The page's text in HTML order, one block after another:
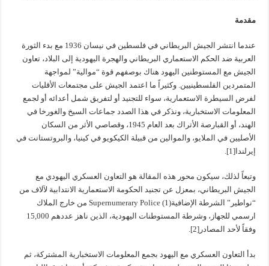
مقدمة
عندما انتشر الجيش البريطاني في فلسطين في نيسان 1936 مع بدء الثورة
العربية ضد الحكم الاستعماري البريطاني والهجرة اليهودية إلى البلاد، تعاون
الجيش مع المستوطنين اليهود هناك بوصفهم قوة “موالية” لمواجهة
المتمردين الفلسطينيين. وكثيراً ما اعتمد الجيش على مجتمعات الأقليات
لفرض السيطرة الاستعمارية، سواء للتجنيد أو لتفريق شمل أعدائه أو لجمع
المعلومات الاستخبارية، ونذكر في هذا الصدد جماعات السيخ والغورخا في
الهند، أو القبارصة الأتراك بعد العام 1945، وقصاصي الأثر من السكان
الأصليين في الملايو، والموالين من قبيلة الكيكويو في كينيا، والبروتستانت في
إيرلندا[1].
وتبعاً لذلك، سيكون محور هذه المقالة هو التعاون العسكري اليهودي مع
الجيش البريطاني، بمعزل عن تجنيد الحكومة الاستعمارية الانتدابية لآلاف من
“نواطير” الشرطة الإضافيةSupernumerary Police (1) من خارج الملاك
ارسمي للجهاز، وشرطة المستوطنات اليهودية، الذين ناهز عددهم 15,000
وفقاً لأحد المصادر[2].
بدأ التعاون العسكري مع اليهود بجمع المعلومات الاستخبارية المشتركة، ثم